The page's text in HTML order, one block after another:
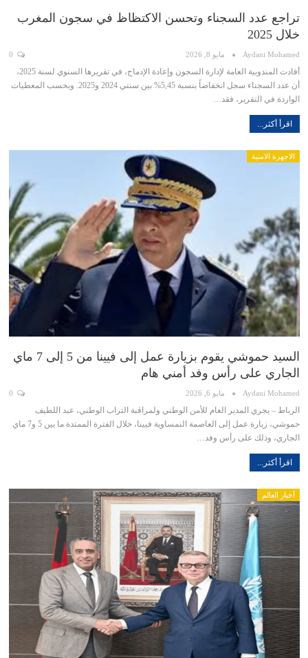
تراجع عدد السجناء وتحسن الاكتظاظ في سجون المغرب
خلال 2025
Aydani Mohamed مايو 8, 2026
أفادت المندوبية العامة لإدارة السجون وإعادة الإدماج، في تقريرها السنوي لسنة 2025،
أن عدد السجناء سجل انخفاضاً بنسبة 5,45% بين سنتي 2024 و2025. وبحسب المعطيات
الواردة في التقرير، فقد…
اقرأ أكثر...
الاجهزة الامنية
السيد حموشي يقوم بزيارة عمل إلى فيينا من 5 إلى 7 ماي
الجاري على رأس وفد أمني هام
Aydani Mohamed مايو 6, 2026
الرباط – يجري المدير العام للأمن الوطني ولمراقبة التراب الوطني، عبد اللطيف
حموشي، زيارة عمل إلى العاصمة النمساوية فيينا، خلال الفترة الممتدة ما بين 5 و7 ماي
الجاري، وذلك على رأس وفد…
اقرأ أكثر...
أخبار العالم